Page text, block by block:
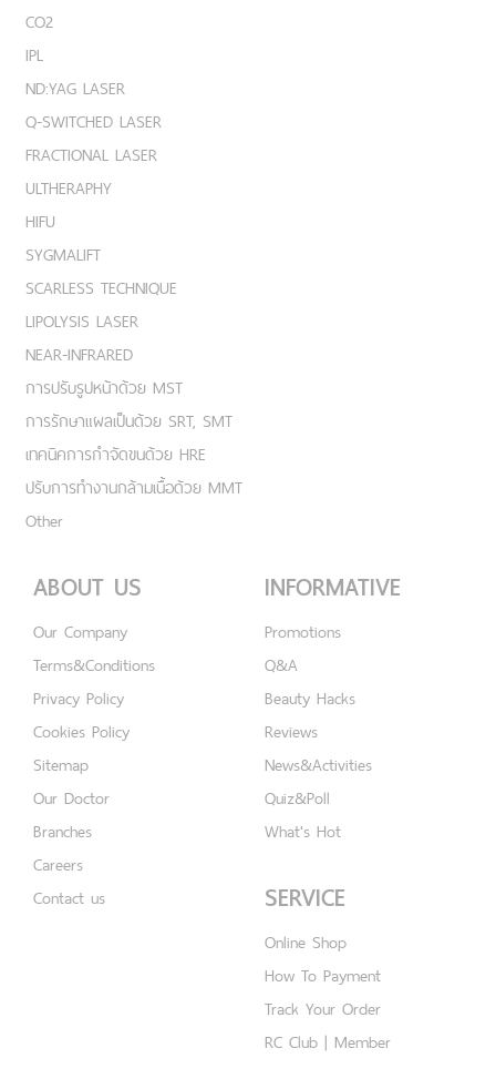
CO2
IPL
ND:YAG LASER
Q-SWITCHED LASER
FRACTIONAL LASER
ULTHERAPHY
HIFU
SYGMALIFT
SCARLESS TECHNIQUE
LIPOLYSIS LASER
NEAR-INFRARED
การปรับรูปหน้าด้วย MST
การรักษาแผลเป็นด้วย SRT, SMT
เทคนิคการกำจัดขนด้วย HRE
ปรับการทำงานกล้ามเนื้อด้วย MMT
Other
ABOUT US
Our Company
Terms&Conditions
Privacy Policy
Cookies Policy
Sitemap
Our Doctor
Branches
Careers
Contact us
INFORMATIVE
Promotions
Q&A
Beauty Hacks
Reviews
News&Activities
Quiz&Poll
What's Hot
SERVICE
Online Shop
How To Payment
Track Your Order
RC Club | Member